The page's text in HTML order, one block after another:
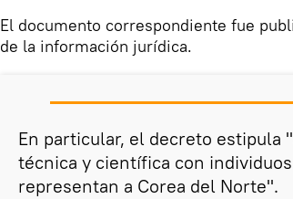
El documento correspondiente fue
de la información jurídica.
En particular, el decreto estipula
técnica y científica con
representan a Corea del Norte".